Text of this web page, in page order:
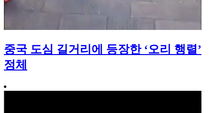
중국 도심 길거리에 등장한 ‘오리 행렬’
정체